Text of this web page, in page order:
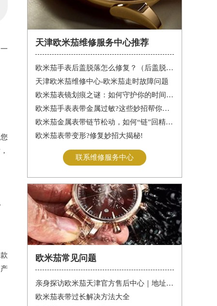
天津欧米茄维修服务中心推荐
欧米茄手表后盖脱落怎么修复？（后盖脱落解决办法）
天津欧米茄维修中心-欧米茄走时故障问题
欧米茄表镜划痕之谜：如何守护你的时间印记
欧米茄手表表带金属过敏?这些妙招帮你轻松解决
欧米茄金属表带链节松动，如何“链”回精致时光?
欧米茄表带变形?修复妙招大揭秘!
联系维修服务中心
欧米茄常见问题
亲身探访欧米茄天津官方售后中心｜地址报修全流程真实经历（2026年6月最新）
欧米茄表带过长解决方法大全